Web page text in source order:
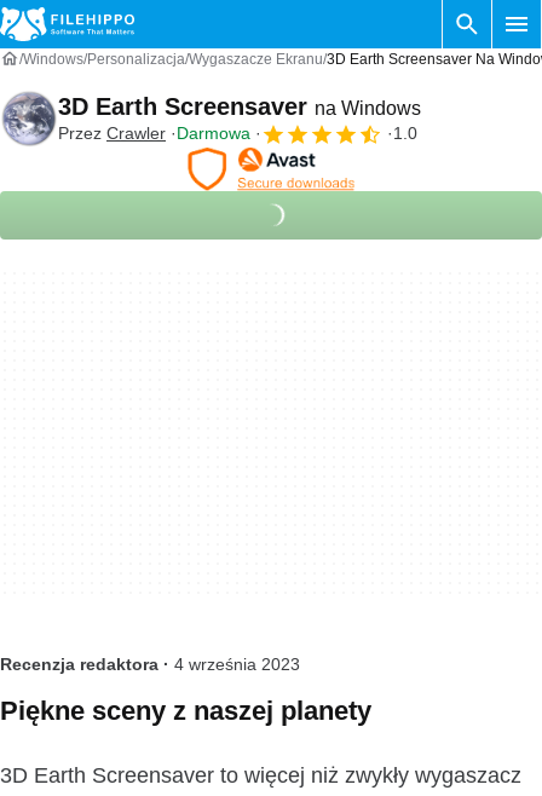
Windows Personalizacja Wygaszacze Ekranu 3D Earth Screensaver Na
3D Earth Screensaver na Windows
Przez Crawler Darmowa 1.0
Recenzja redaktora · 4 września 2023
Piękne sceny z naszej planety
3D Earth Screensaver to więcej niż zwykły wygaszacz